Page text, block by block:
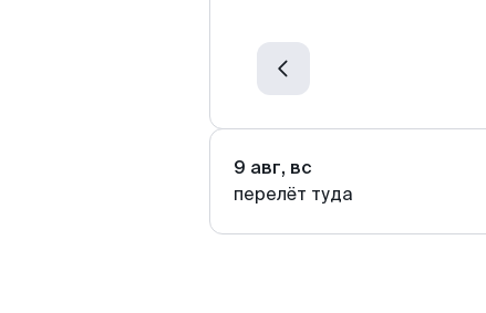
9 авг, вс
перелёт туда